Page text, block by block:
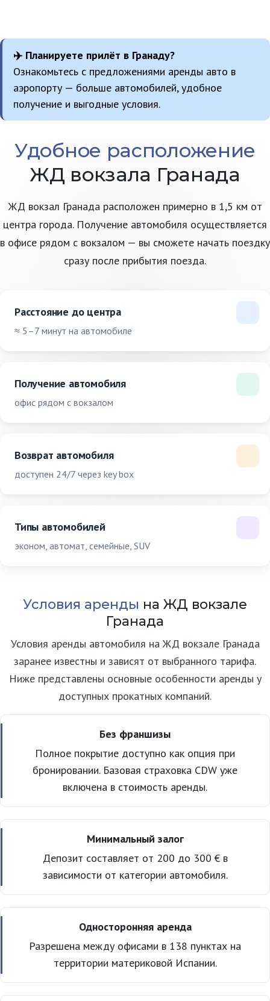
✈️ Планируете прилёт в Гранаду?
Ознакомьтесь с предложениями аренды авто в
аэропорту — больше автомобилей, удобное
получение и выгодные условия.
Удобное расположение
ЖД вокзала Гранада
ЖД вокзал Гранада расположен примерно в 1,5 км от
центра города. Получение автомобиля осуществляется
в офисе рядом с вокзалом — вы сможете начать поездку
сразу после прибытия поезда.
Расстояние до центра
≈ 5–7 минут на автомобиле
Получение автомобиля
офис рядом с вокзалом
Возврат автомобиля
доступен 24/7 через key box
Типы автомобилей
эконом, автомат, семейные, SUV
Условия аренды на ЖД вокзале
Гранада
Условия аренды автомобиля на ЖД вокзале Гранада
заранее известны и зависят от выбранного тарифа.
Ниже представлены основные особенности аренды у
доступных прокатных компаний.
Без франшизы
Полное покрытие доступно как опция при
бронировании. Базовая страховка CDW уже
включена в стоимость аренды.
Минимальный залог
Депозит составляет от 200 до 300 € в
зависимости от категории автомобиля.
Односторонняя аренда
Разрешена между офисами в 138 пунктах на
территории материковой Испании.